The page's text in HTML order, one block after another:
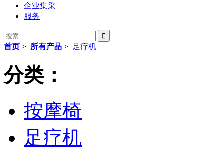
企业集采
服务

首页 > 所有产品 > 足疗机
分类：
按摩椅
足疗机